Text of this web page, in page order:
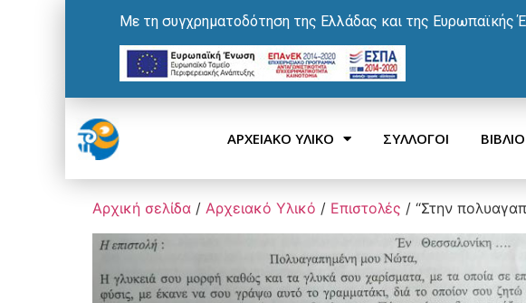
Με τη συγχρηματοδότηση της Ελλάδας και της Ευρωπαϊκής
ΑΡΧΕΙΑΚΟ ΥΛΙΚΟ ΣΥΛΛΟΓΟΙ
Αρχική σελίδα / Αρχειακό Υλικό / Επιστολές / “Στην